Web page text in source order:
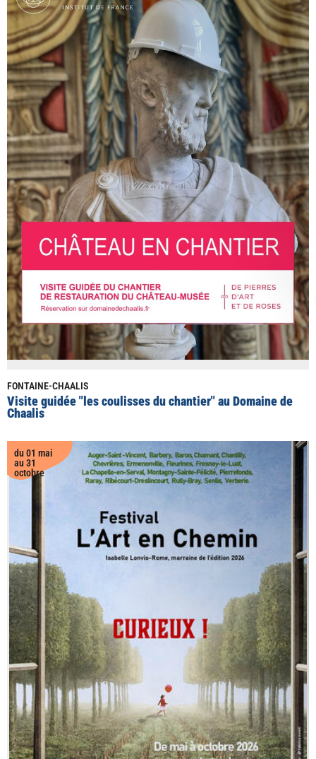
FONTAINE-CHAALIS
Visite guidée "les coulisses du chantier" au Domaine de
Chaalis
du 01 mai
au 31
octobre